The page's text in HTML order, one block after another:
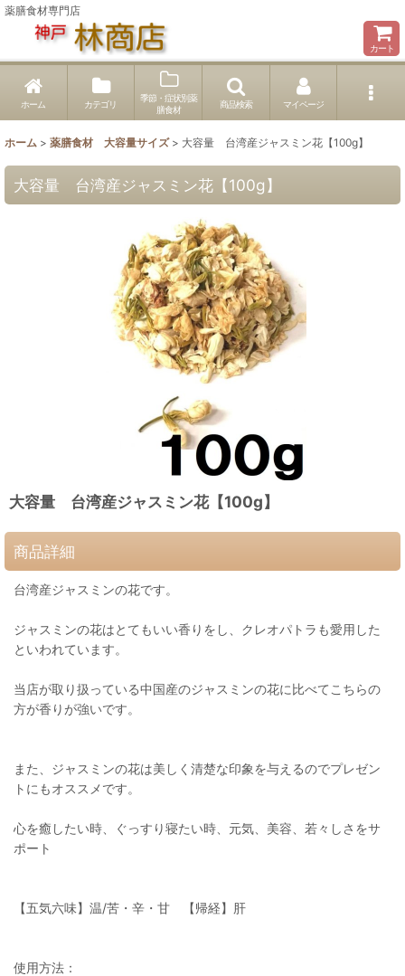
薬膳食材専門店
カート
ホーム カテゴリ
季節・症状別薬
膳食材
商品検索 マイページ
ホーム > 薬膳食材 大容量サイズ > 大容量 台湾産ジャスミン花【100g】
大容量 台湾産ジャスミン花【100g】
大容量 台湾産ジャスミン花【100g】
商品詳細
台湾産ジャスミンの花です。
ジャスミンの花はとてもいい香りをし、クレオパトラも愛用した
といわれています。
当店が取り扱っている中国産のジャスミンの花に比べてこちらの
方が香りが強いです。
また、ジャスミンの花は美しく清楚な印象を与えるのでプレゼン
トにもオススメです。
心を癒したい時、ぐっすり寝たい時、元気、美容、若々しさをサ
ポート
【五気六味】温/苦・辛・甘 【帰経】肝
使用方法：